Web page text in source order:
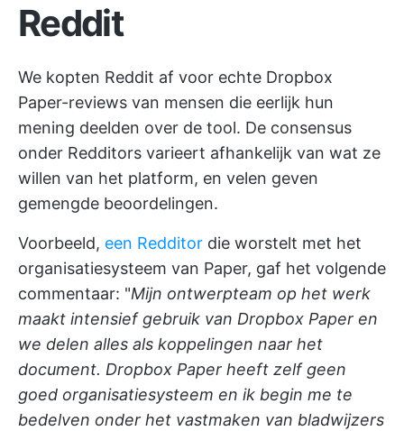
Reddit
We kopten Reddit af voor echte Dropbox
Paper-reviews van mensen die eerlijk hun
mening deelden over de tool. De consensus
onder Redditors varieert afhankelijk van wat ze
willen van het platform, en velen geven
gemengde beoordelingen.
Voorbeeld, een Redditor die worstelt met het
organisatiesysteem van Paper, gaf het volgende
commentaar: "Mijn ontwerpteam op het werk
maakt intensief gebruik van Dropbox Paper en
we delen alles als koppelingen naar het
document. Dropbox Paper heeft zelf geen
goed organisatiesysteem en ik begin me te
bedelven onder het vastmaken van bladwijzers